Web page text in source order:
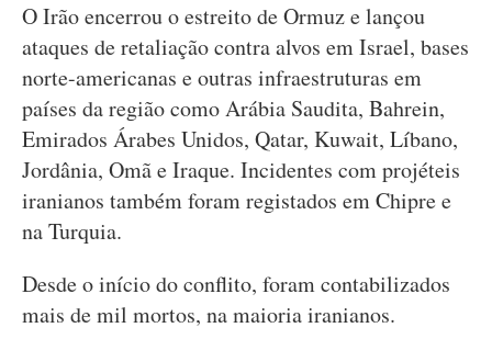
O Irão encerrou o estreito de Ormuz e lançou
ataques de retaliação contra alvos em Israel, bases
norte-americanas e outras infraestruturas em
países da região como Arábia Saudita, Bahrein,
Emirados Árabes Unidos, Qatar, Kuwait, Líbano,
Jordânia, Omã e Iraque. Incidentes com projéteis
iranianos também foram registados em Chipre e
na Turquia.
Desde o início do conflito, foram contabilizados
mais de mil mortos, na maioria iranianos.